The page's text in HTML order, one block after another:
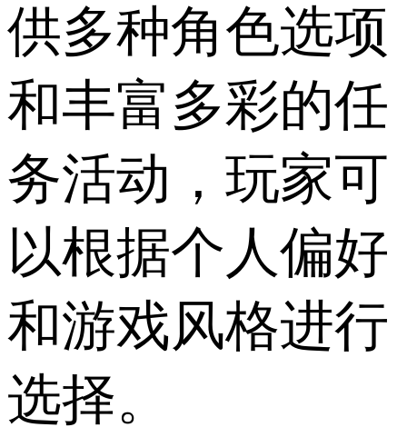
供多种角色选项
和丰富多彩的任
务活动，玩家可
以根据个人偏好
和游戏风格进行
选择。